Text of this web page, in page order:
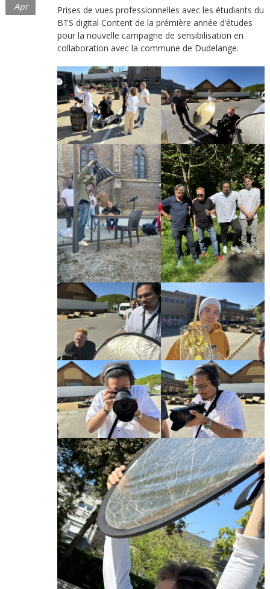
Apr
Prises de vues professionnelles avec les étudiants du
BTS digital Content de la prémière année d’études
pour la nouvelle campagne de sensibilisation en
collaboration avec la commune de Dudelange.